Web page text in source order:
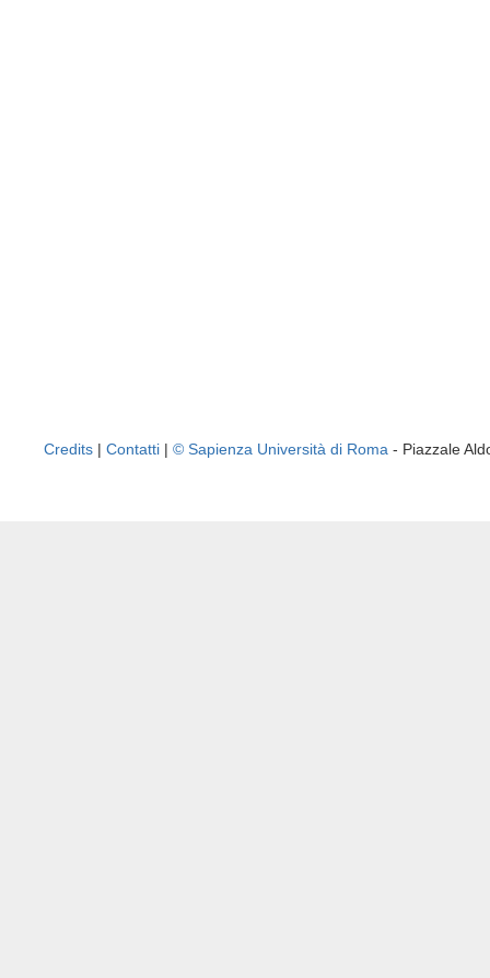
Credits | Contatti | © Sapienza Università di Roma - Piazzale